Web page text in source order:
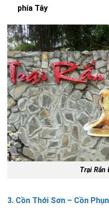
phía Tây
Trại Rắn
3. Cồn Thới Sơn – Cồn